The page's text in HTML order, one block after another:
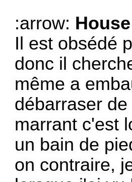
:arrow: House
Il est obsédé
donc il
même a
débarraser
marrant c'est
un bain de
on contraire,